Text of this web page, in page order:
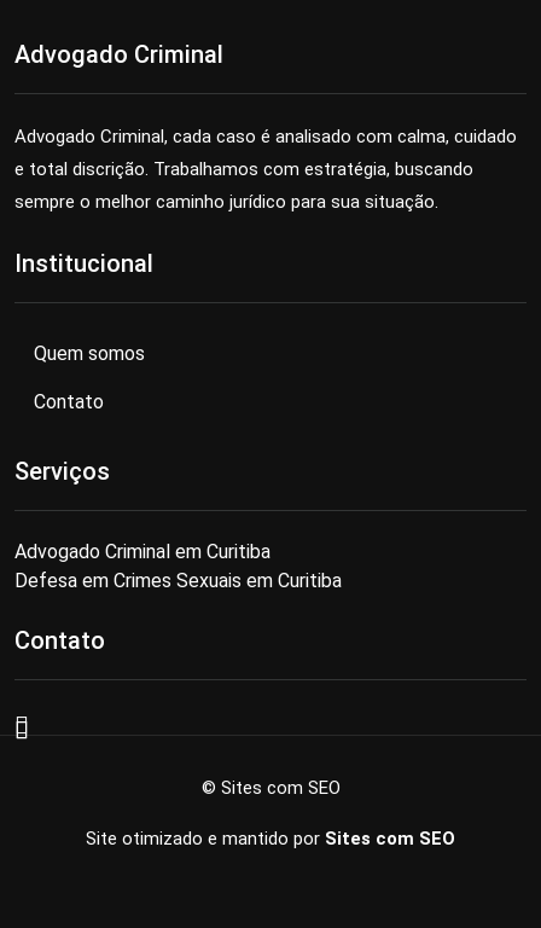
Advogado Criminal
Advogado Criminal, cada caso é analisado com calma, cuidado
e total discrição. Trabalhamos com estratégia, buscando
sempre o melhor caminho jurídico para sua situação.
Institucional
Quem somos
Contato
Serviços
Advogado Criminal em Curitiba
Defesa em Crimes Sexuais em Curitiba
Contato
© Sites com SEO
Site otimizado e mantido por Sites com SEO